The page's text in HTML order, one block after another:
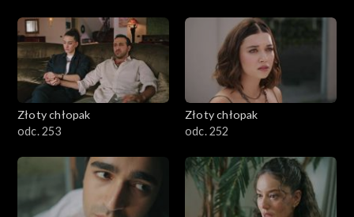
Złoty chłopak
odc. 253
Złoty chłopak
odc. 252